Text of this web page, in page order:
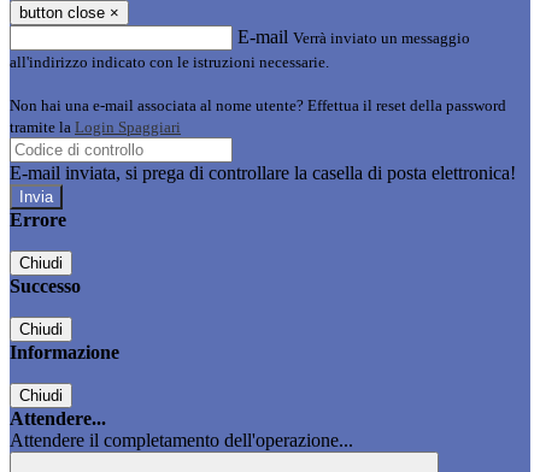
button close ×
E-mail Verrà inviato un messaggio
all'indirizzo indicato con le istruzioni necessarie.
Non hai una e-mail associata al nome utente? Effettua il reset della password
tramite la Login Spaggiari
E-mail inviata, si prega di controllare la casella di posta elettronica!
Errore
Chiudi
Successo
Chiudi
Informazione
Chiudi
Attendere...
Attendere il completamento dell'operazione...